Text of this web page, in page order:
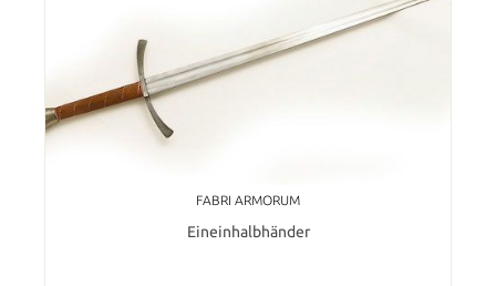
FABRI ARMORUM
Eineinhalbhänder